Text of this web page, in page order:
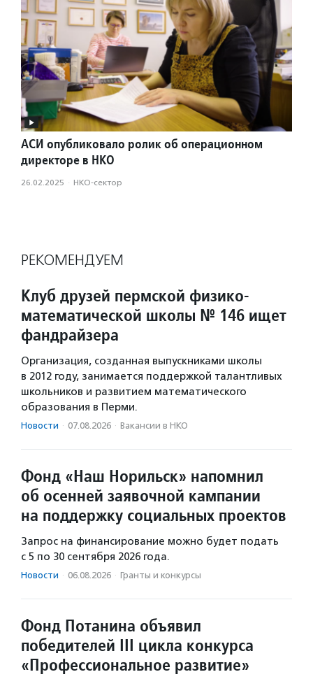
АСИ опубликовало ролик об операционном
директоре в НКО
26.02.2025 · НКО-сектор
РЕКОМЕНДУЕМ
Клуб друзей пермской физико-
математической школы № 146 ищет
фандрайзера
Организация, созданная выпускниками школы
в 2012 году, занимается поддержкой талантливых
школьников и развитием математического
образования в Перми.
Новости · 07.08.2026 · Вакансии в НКО
Фонд «Наш Норильск» напомнил
об осенней заявочной кампании
на поддержку социальных проектов
Запрос на финансирование можно будет подать
с 5 по 30 сентября 2026 года.
Новости · 06.08.2026 · Гранты и конкурсы
Фонд Потанина объявил
победителей III цикла конкурса
«Профессиональное развитие»